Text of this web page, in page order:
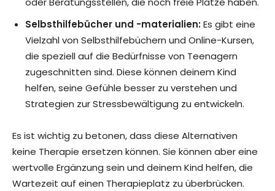
Selbsthilfebücher und -materialien:Es gibt eine
Vielzahl von Selbsthilfebüchern und Online-Kursen,
die speziell auf die Bedürfnisse von Teenagern
zugeschnitten sind. Diese können deinem Kind
helfen, seine Gefühle besser zu verstehen und
Strategien zur Stressbewältigung zu entwickeln.
Es ist wichtig zu betonen, dass diese Alternativen
keine Therapie ersetzen können. Sie können aber eine
wertvolle Ergänzung sein und deinem Kind helfen, die
Wartezeit auf einen Therapieplatz zu überbrücken.